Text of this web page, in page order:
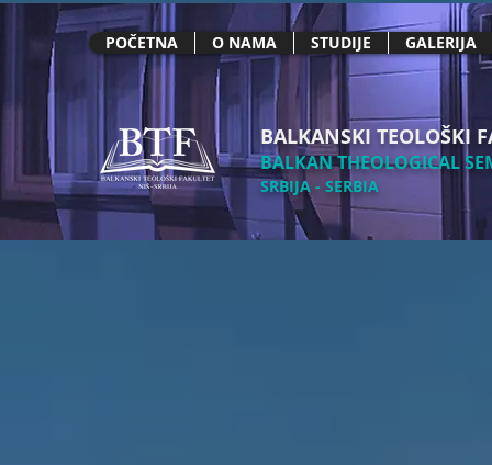
BALKANSKI TEOLOŠKI
BALKAN THEOLOGICAL
SRBIJA - SERBIA
POČETNA O NAMA STUDIJE GALERIJA